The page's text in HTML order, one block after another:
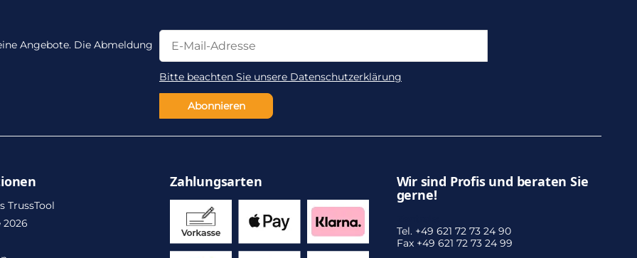
TrussTool
2026
Zahlungsarten Wir sind Profis und beraten Sie
gerne!
Tel. +49 621 72 73 24 90
Fax +49 621 72 73 24 99
Angebote. Die Abmeldung Newsletter Abonnieren
Newsletter Abonnieren
Bitte beachten Sie unsere Datenschutzerklärung
Abonnieren